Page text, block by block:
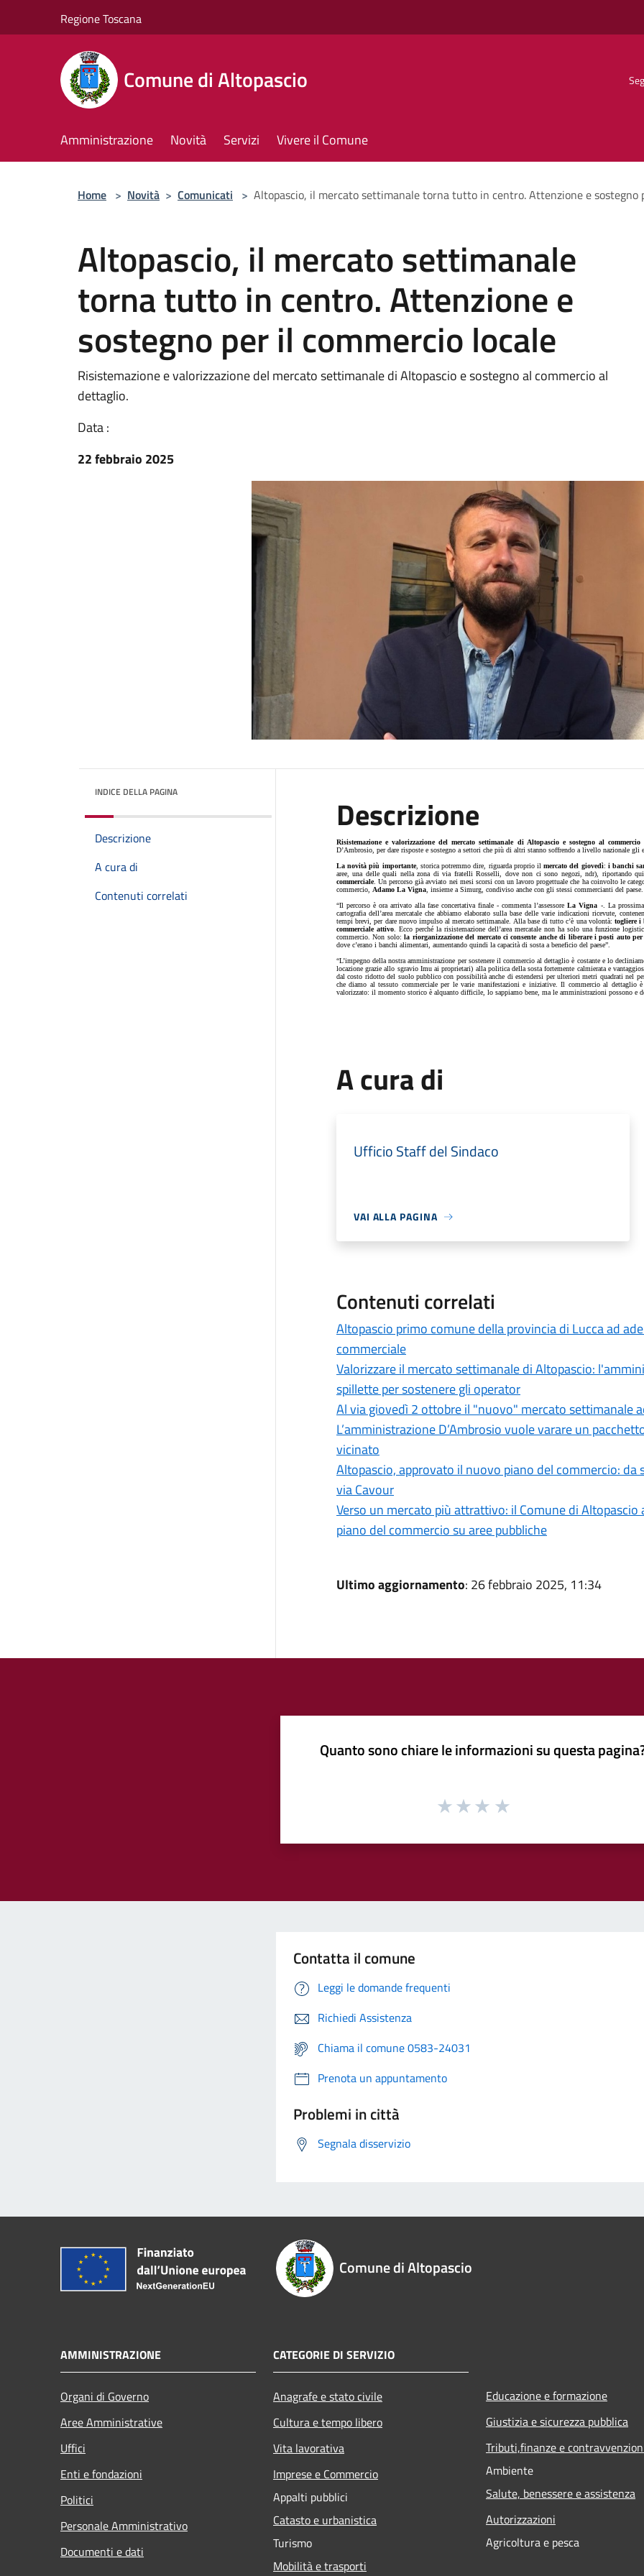
Regione Toscana
Comune di Altopascio
Amministrazione Novità Servizi Vivere il Comune
Home > Novità > Comunicati > Altopascio, il mercato settimanale torna tutto in centro. Attenzione e sostegno
Altopascio, il mercato settimanale
torna tutto in centro. Attenzione e
sostegno per il commercio locale
Risistemazione e valorizzazione del mercato settimanale di Altopascio e sostegno al commercio al
dettaglio.
Data :
22 febbraio 2025
INDICE DELLA PAGINA
Descrizione
A cura di
Contenuti correlati
Descrizione
Risistemazione e valorizzazione del mercato settimanale di Altopascio e sostegno al
D’Ambrosio, per dare risposte e sostegno a settori che più di altri stanno soffrendo a livello nazionale gli
La novità più importante, storica potremmo dire, riguarda proprio ilmercato del giovedì: i banchi
aree, una delle quali nella zona di via fratelli Rosselli, dove non ci sono negozi, ndr), riportando
commerciale. Un percorso già avviato nei mesi scorsi con un lavoro progettuale che ha coinvolto le
commercio, Adamo La Vigna, insieme a Simurg, condiviso anche con gli stessi commercianti del paese.
“Il percorso è ora arrivato alla fase concertativa finale - commenta l’assessoreLa Vigna -. La
cartografia dell’area mercatale che abbiamo elaborato sulla base delle varie indicazioni ricevute,
tempi brevi, per dare nuovo impulso al mercato settimanale. Alla base di tutto c’è una volontà: togliere i
commerciale attivo . Ecco perché la risistemazione dell’area mercatale non ha solo una funzione
commercio. Non solo:la riorganizzazione del mercato ci consente anche di liberare i posti auto
dove c’erano i banchi alimentari, aumentando quindi la capacità di sosta a beneficio del paese”.
“L’impegno della nostra amministrazione per sostenere il commercio al dettaglio è costante e lo
locazione grazie allo sgravio Imu ai proprietari) alla politica della sosta fortemente calmierata e
dal costo ridotto del suolo pubblico con possibilità anche di estendersi per ulteriori metri quadrati nel
che diamo al tessuto commerciale per le varie manifestazioni e iniziative. Il commercio al dettaglio
valorizzato: il momento storico è alquanto difficile, lo sappiamo bene, ma le amministrazioni possono e
A cura di
Ufficio Staff del Sindaco
VAI ALLA PAGINA
Contenuti correlati
Altopascio primo comune della provincia di Lucca ad
commerciale
Valorizzare il mercato settimanale di Altopascio:
spillette per sostenere gli operator
Al via giovedì 2 ottobre il "nuovo" mercato settimanale
L’amministrazione D’Ambrosio vuole varare un
vicinato
Altopascio, approvato il nuovo piano del commercio:
via Cavour
Verso un mercato più attrattivo: il Comune di
piano del commercio su aree pubbliche
Ultimo aggiornamento: 26 febbraio 2025, 11:34
Quanto sono chiare le informazioni su questa
Contatta il comune
Leggi le domande frequenti
Richiedi Assistenza
Chiama il comune 0583-24031
Prenota un appuntamento
Problemi in città
Segnala disservizio
Comune di Altopascio
AMMINISTRAZIONE
Organi di Governo
Aree Amministrative
Uffici
Enti e fondazioni
Politici
Personale Amministrativo
Documenti e dati
CATEGORIE DI SERVIZIO
Anagrafe e stato civile
Cultura e tempo libero
Vita lavorativa
Imprese e Commercio
Appalti pubblici
Catasto e urbanistica
Turismo
Mobilità e trasporti
Educazione e formazione
Giustizia e sicurezza pubblica
Tributi,finanze e
Ambiente
Salute, benessere e assistenza
Autorizzazioni
Agricoltura e pesca